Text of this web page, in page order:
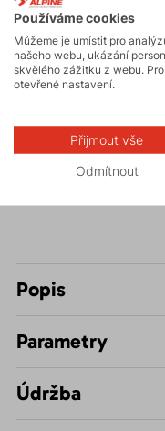
Turistika
Skalní
Casual
Popis
Parametry
Údržba
Používáme cookies
Můžeme je umístit pro
našeho webu, ukázání
skvělého zážitku z webu.
otevřené nastavení.
Přijmout vše
Odmítnout